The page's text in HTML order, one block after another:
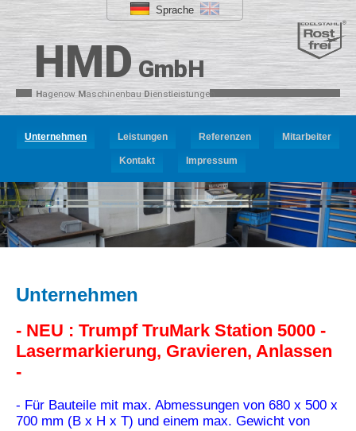
HMDGmbH
HagenowMaschinenbau Dienstleistungen
Sprache
Unternehmen Leistungen Referenzen Mitarbeiter
Kontakt Impressum
Unternehmen
- NEU : Trumpf TruMark Station 5000 -
Lasermarkierung, Gravieren, Anlassen
-
- Für Bauteile mit max. Abmessungen von 680 x 500 x
700 mm (B x H x T) und einem max. Gewicht von